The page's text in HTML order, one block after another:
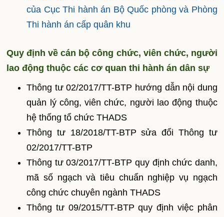
của Cục Thi hành án Bộ Quốc phòng và Phòng
Thi hành án cấp quân khu
Quy định về cán bộ công chức, viên chức, người
lao động thuộc các cơ quan thi hành án dân sự
Thông tư 02/2017/TT-BTP hướng dẫn nội dung
quản lý công, viên chức, người lao động thuộc
hệ thống tổ chức THADS
Thông tư 18/2018/TT-BTP sửa đổi Thông tư
02/2017/TT-BTP
Thông tư 03/2017/TT-BTP quy định chức danh,
mã số ngạch và tiêu chuẩn nghiệp vụ ngạch
công chức chuyên ngànhTHADS
Thông tư 09/2015/TT-BTP quy định việc phân